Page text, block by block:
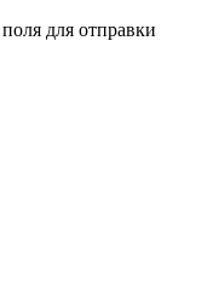
для отправки